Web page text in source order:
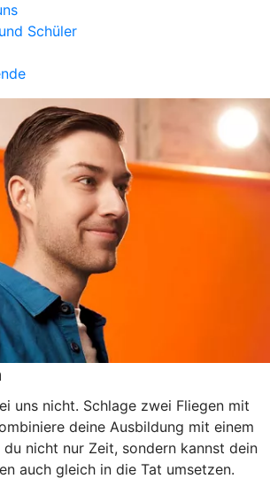
Schüler
uns nicht. Schlage zwei Fliegen mit
deine Ausbildung mit einem
nicht nur Zeit, sondern kannst dein
auch gleich in die Tat umsetzen.